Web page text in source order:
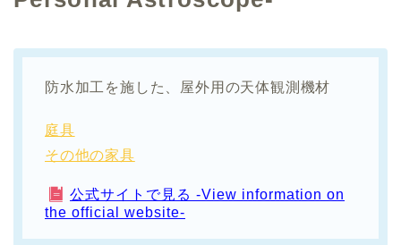
防水加工を施した、屋外用の天体観測機材
庭具
その他の家具
公式サイトで見る -View information on
the official website-